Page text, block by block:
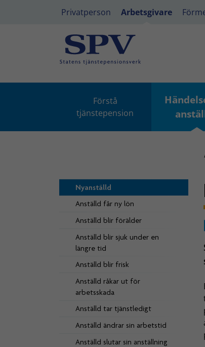
Privatperson Arbetsgivare
Förstå
tjänstepension
Nyanställd
Anställd får ny lön
Anställd blir förälder
Anställd blir sjuk under en
längre tid
Anställd blir frisk
Anställd råkar ut för
arbetsskada
Anställd tar tjänstledigt
Anställd ändrar sin arbetstid
Anställd slutar sin anställning